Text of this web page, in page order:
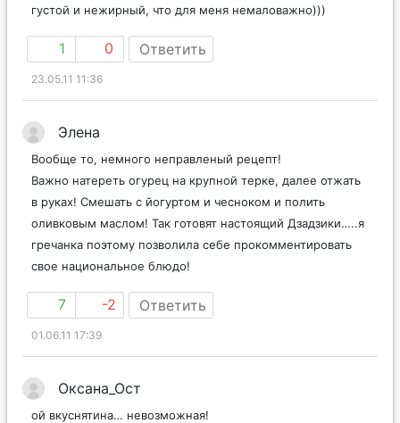
густой и нежирный, что для меня немаловажно)))
1 0 Ответить
23.05.11 11:36
Элена
Вообще то, немного неправленый рецепт!
Важно натереть огурец на крупной терке, далее отжать
в руках! Смешать с йогуртом и чесноком и полить
оливковым маслом! Так готовят настоящий Дзадзики…..я
гречанка поэтому позволила себе прокомментировать
свое национальное блюдо!
7 -2 Ответить
01.06.11 17:39
Оксана_Ост
ой вкуснятина… невозможная!